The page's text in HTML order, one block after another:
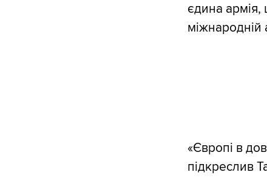
єдина армія,
міжнародній
«Європі в
підкреслив